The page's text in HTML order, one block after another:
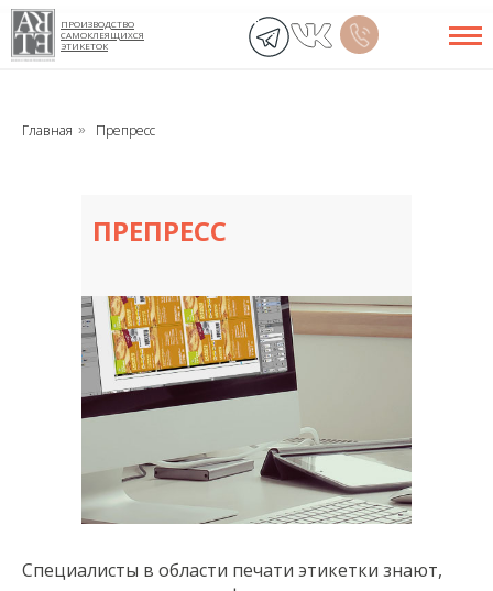
ПРОИЗВОДСТВО
САМОКЛЕЯЩИХСЯ
ЭТИКЕТОК
Главная » Препресс
ПРЕПРЕСС
Специалисты в области печати этикетки знают,